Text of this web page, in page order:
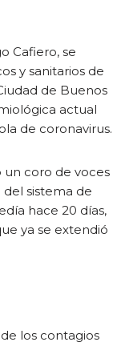
Cafiero, se
y sanitarios de
de Buenos
actual
de coronavirus.
coro de voces
sistema de
hace 20 días,
ya se extendió
los contagios